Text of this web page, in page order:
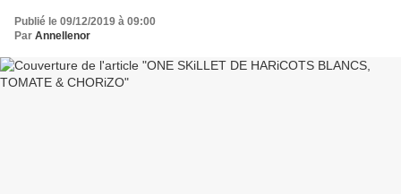
Publié le 09/12/2019 à 09:00
Par Annellenor